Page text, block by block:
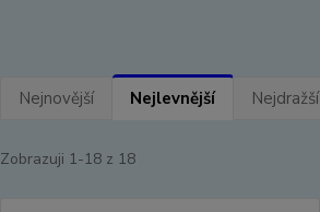
Nejnovější Nejlevnější Nejdražší
Zobrazuji 1-18 z 18